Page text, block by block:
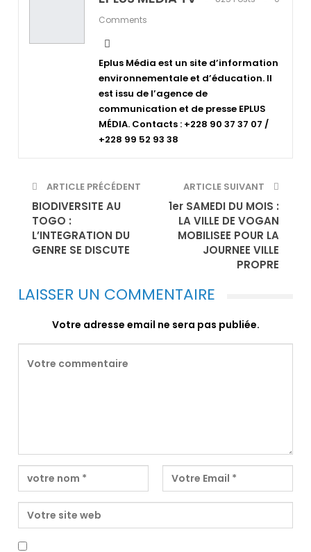
Comments
Eplus Média est un site d’information
environnementale et d’éducation. Il
est issu de l’agence de
communication et de presse EPLUS
MÉDIA. Contacts : +228 90 37 37 07 /
+228 99 52 93 38
ARTICLE PRÉCÉDENT
BIODIVERSITE AU
TOGO :
L’INTEGRATION DU
GENRE SE DISCUTE
ARTICLE SUIVANT
1er SAMEDI DU MOIS :
LA VILLE DE VOGAN
MOBILISEE POUR LA
JOURNEE VILLE
PROPRE
LAISSER UN COMMENTAIRE
Votre adresse email ne sera pas publiée.